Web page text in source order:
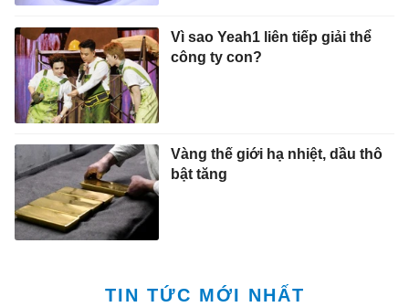
Vì sao Yeah1 liên tiếp giải thể
công ty con?
Vàng thế giới hạ nhiệt, dầu thô
bật tăng
TIN TỨC MỚI NHẤT